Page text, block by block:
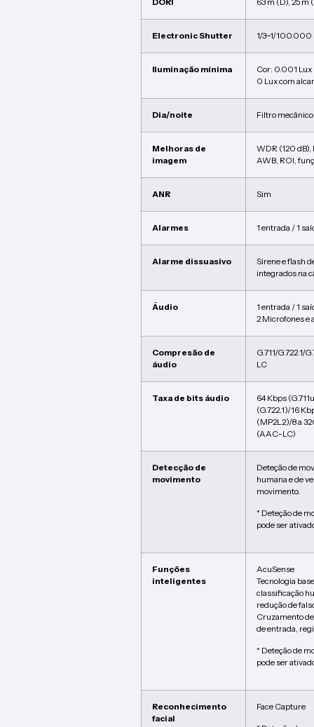
Electronic Shutter 1/3~1/100.000
Iluminação mínima
Cor: 0.001 Lux
0 Lux com
Dia/noite Filtro
Melhoras de
imagem
WDR (120 dB),
AWB, ROI,
ANR Sim
Alarmes 1 entrada / 1
Alarme dissuasivo
Sirene e flash
integrados na
Áudio
1 entrada / 1
2 Microfones e
Compresão de
áudio
G.711/
LC
Taxa de bits áudio
64 Kbps
(G.722.1)/16
(MP2L2)/8 a
(AAC-LC)
Detecção de
movimento
Deteção de
humana e de
movimento.
* Deteção de
pode ser
Funções
inteligentes
AcuSense
Tecnologia
classificação
redução de
Cruzamento
de entrada,
* Deteção de
pode ser
Reconhecimento
facial
Face Capture